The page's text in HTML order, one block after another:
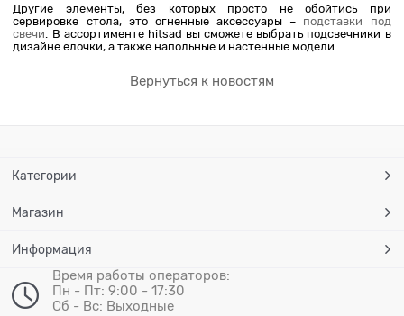
Другие элементы, без которых просто не обойтись при
сервировке стола, это огненные аксессуары – подставки под
свечи . В ассортименте hitsad вы сможете выбрать подсвечники в
дизайне елочки, а также напольные и настенные модели.
Вернуться к новостям
Категории
Магазин
Информация
Время работы операторов:
Пн - Пт: 9:00 - 17:30
Сб - Вс: Выходные